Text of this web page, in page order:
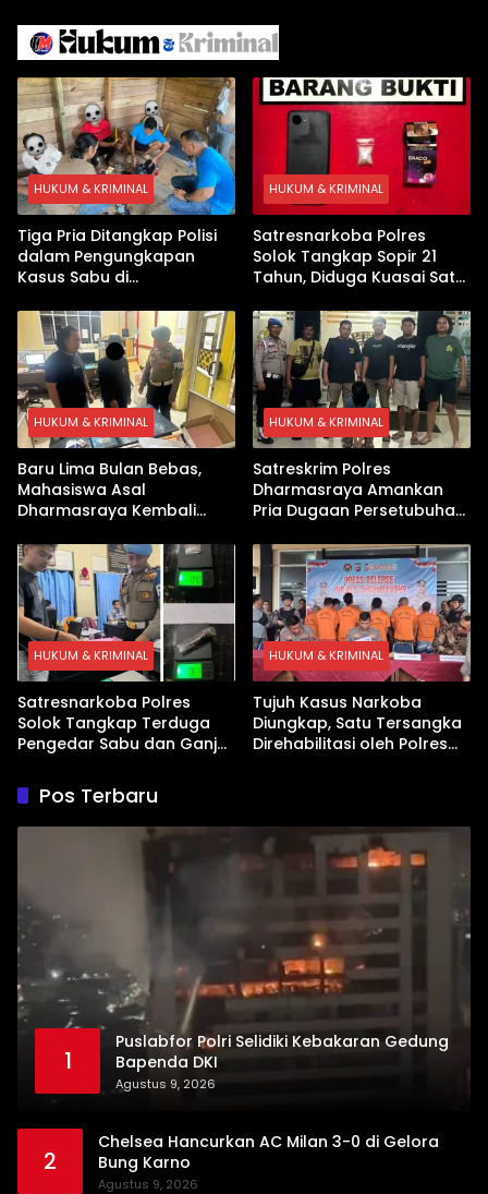
Pembekalan Latihan Soal
Tanpa Internet
HUKUM & KRIMINAL
Tiga Pria Ditangkap Polisi
dalam Pengungkapan
Kasus Sabu di
Digital hingga Bong Disita
HUKUM & KRIMINAL
Satresnarkoba Polres
Solok Tangkap Sopir 21
Tahun, Diduga Kuasai Satu
HUKUM & KRIMINAL
Baru Lima Bulan Bebas,
Mahasiswa Asal
Dharmasraya Kembali
HUKUM & KRIMINAL
Satreskrim Polres
Dharmasraya Amankan
Pria Dugaan Persetubuhan
HUKUM & KRIMINAL
Satresnarkoba Polres
Solok Tangkap Terduga
Pengedar Sabu dan Ganja
HUKUM & KRIMINAL
Tujuh Kasus Narkoba
Diungkap, Satu Tersangka
Direhabilitasi oleh Polres
Pos Terbaru
1
Puslabfor Polri Selidiki Kebakaran Gedung
Bapenda DKI
Agustus 9, 2026
2
Chelsea Hancurkan AC Milan 3-0 di Gelora
Bung Karno
Agustus 9, 2026